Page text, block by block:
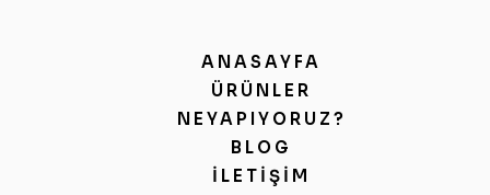
ANASAYFA
ÜRÜNLER
NEYAPIYORUZ?
BLOG
İLETIŞIM